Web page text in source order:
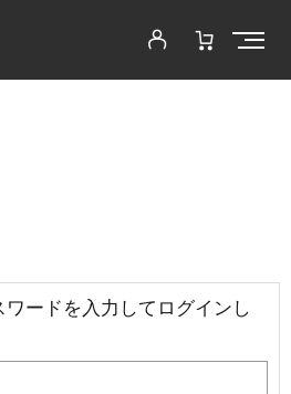
ードを入力してログインし